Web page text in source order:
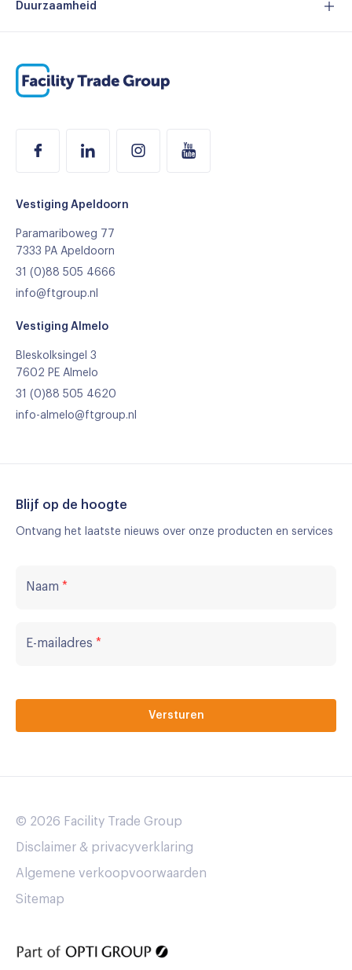
Certificeringen
Referenties
Ons team
Duurzaamheid
Vestiging Apeldoorn
Paramariboweg 77
7333 PA Apeldoorn
31 (0)88 505 4666
info@ftgroup.nl
Vestiging Almelo
Bleskolksingel 3
7602 PE Almelo
31 (0)88 505 4620
info-almelo@ftgroup.nl
Blijf op de hoogte
Ontvang het laatste nieuws over onze producten en services
Naam *
E-mailadres *
© 2026 Facility Trade Group
Disclaimer & privacyverklaring
Algemene verkoopvoorwaarden
Sitemap